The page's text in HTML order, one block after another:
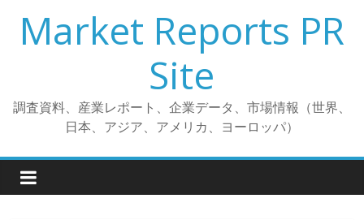
プ
Market Reports PR
Site
調査資料、産業レポート、企業データ、市場情報（世界、
日本、アジア、アメリカ、ヨーロッパ）